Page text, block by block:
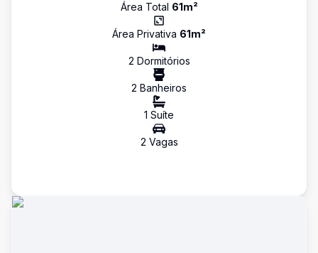
Área Total 61m²
Área Privativa 61m²
2 Dormitórios
2 Banheiros
1 Suíte
2 Vagas